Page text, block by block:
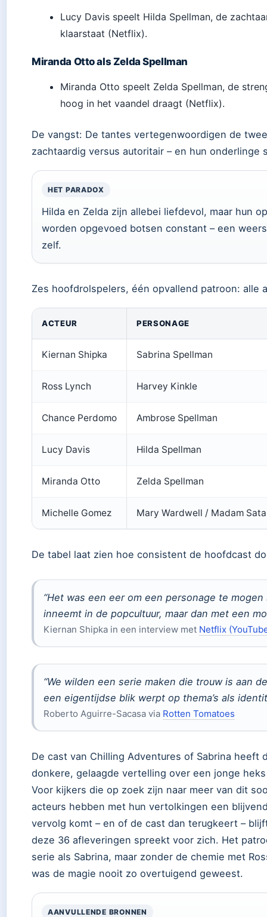
Lucy Davis speelt Hilda Spellman, de
klaarstaat (Netflix).
Miranda Otto als Zelda Spellman
Miranda Otto speelt Zelda Spellman, de
hoog in het vaandel draagt (Netflix).
De vangst: De tantes vertegenwoordigen de
zachtaardig versus autoritair – en hun
HET PARADOX
Hilda en Zelda zijn allebei liefdevol, maar hun
worden opgevoed botsen constant – een
zelf.
Zes hoofdrolspelers, één opvallend patroon: alle
ACTEUR PERSONAGE
Kiernan Shipka Sabrina Spellman
Ross Lynch Harvey Kinkle
Chance Perdomo Ambrose Spellman
Lucy Davis Hilda Spellman
Miranda Otto Zelda Spellman
Michelle Gomez Mary Wardwell / Madam
De tabel laat zien hoe consistent de hoofdcast
“Het was een eer om een personage te
inneemt in de popcultuur, maar dan met een
Kiernan Shipka in een interview met Netflix
“We wilden een serie maken die trouw is aan
een eigentijdse blik werpt op thema’s als
Roberto Aguirre-Sacasa via Rotten Tomatoes
De cast van Chilling Adventures of Sabrina
donkere, gelaagde vertelling over een jonge
Voor kijkers die op zoek zijn naar meer van dit
acteurs hebben met hun vertolkingen een
vervolg komt – en of de cast dan terugkeert –
deze 36 afleveringen spreekt voor zich. Het
serie als Sabrina, maar zonder de chemie met
was de magie nooit zo overtuigend geweest.
AANVULLENDE BRONNEN